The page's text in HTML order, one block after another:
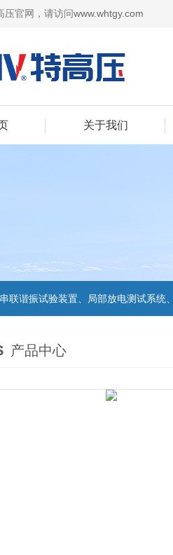
压官网，请访问www.whtgy.com
关于我们
串联谐振试验装置、局部放电测试系统
产品中心